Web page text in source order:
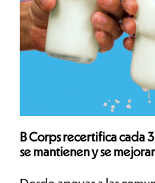
B Corps recertifica cada
se mantienen y se